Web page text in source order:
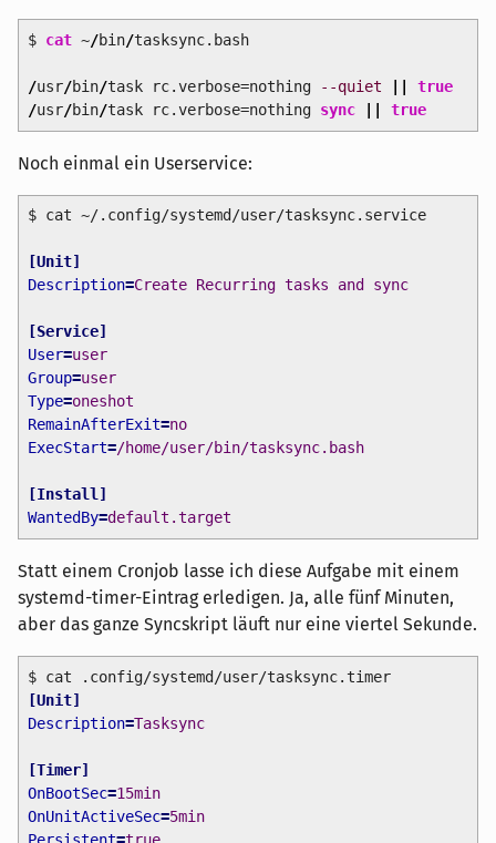
$ cat~/bin/tasksync.bash
/usr/bin/task rc.verbose=nothing --quiet
true
/usr/bin/task rc.verbose=nothing sync true
Noch einmal ein Userservice:
$ cat ~/.config/systemd/user/tasksync.service
[Unit]
Description=Create Recurring tasks and sync
[Service]
User=user
Group=user
Type=oneshot
RemainAfterExit=no
ExecStart=/home/user/bin/tasksync.bash
[Install]
WantedBy=default.target
Statt einem Cronjob lasse ich diese Aufgabe mit einem
systemd-timer-Eintrag erledigen. Ja, alle fünf Minuten,
aber das ganze Syncskript läuft nur eine viertel Sekunde.
$ cat .config/systemd/user/tasksync.timer
[Unit]
Description=Tasksync
[Timer]
OnBootSec=15min
OnUnitActiveSec=5min
Persistent=true